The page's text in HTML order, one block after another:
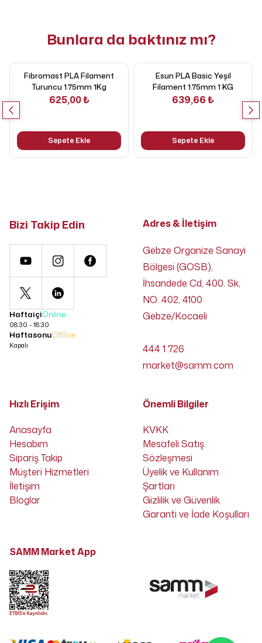
Bunlara da baktınız mı?
Fibromast PLA Filament
Turuncu 1.75mm 1Kg
625,00 ₺
Sepete Ekle
Esun PLA Basic Yeşil
Filament 1.75mm 1 KG
639,66 ₺
Sepete Ekle
Bizi Takip Edin
HaftaiçiOnline
08:30 - 18:30
HaftasonuOffline
Kapalı
Adres & İletişim
Gebze Organize Sanayi
Bölgesi (GOSB),
İhsandede Cd, 400. Sk,
NO: 402, 4100
Gebze/Kocaeli
444 1 726
market@samm.com
Hızlı Erişim
Anasayfa
Hesabım
Sipariş Takip
Müşteri Hizmetleri
İletişim
Bloglar
Önemli Bilgiler
KVKK
Mesafeli Satış
Sözleşmesi
Üyelik ve Kullanım
Şartları
Gizlilik ve Güvenlik
Garanti ve İade Koşulları
SAMM Market App